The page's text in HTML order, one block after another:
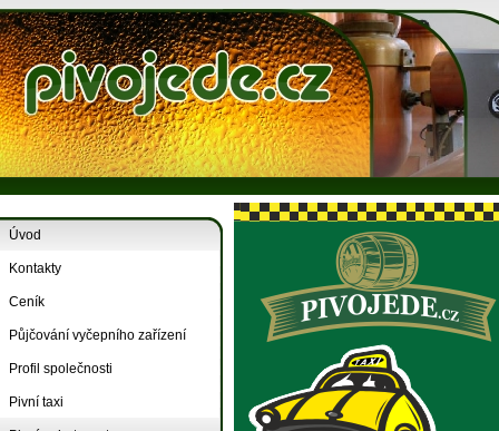
Úvod
Kontakty
Ceník
Půjčování vyčepního zařízení
Profil společnosti
Pivní taxi